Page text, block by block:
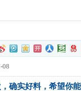
08
确实好料，希望你